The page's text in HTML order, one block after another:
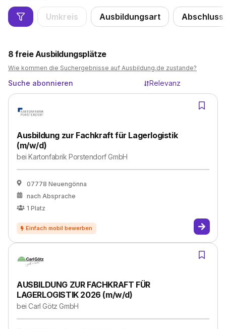
Umkreis Ausbildungsart Abschluss
8 freie Ausbildungsplätze
Wie kommen die Suchergebnisse auf Ausbildung.de zustande?
Suche abonnieren Relevanz
Ausbildung zur Fachkraft für Lagerlogistik
(m/w/d)
beiKartonfabrik Porstendorf GmbH
07778 Neuengönna
nach Absprache
1 Platz
AUSBILDUNG ZUR FACHKRAFT FÜR
LAGERLOGISTIK 2026 (m/w/d)
beiCarl Götz GmbH